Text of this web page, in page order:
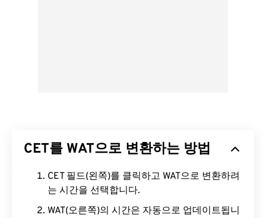
CET를 WAT으로 변환하는 방법
CET 필드(왼쪽)를 클릭하고 WAT으로 변환하려
는 시간을 선택합니다.
WAT(오른쪽)의 시간은 자동으로 업데이트됩니